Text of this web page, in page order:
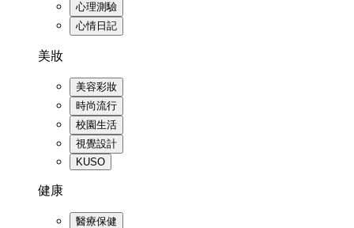
心理測驗
心情日記
美妝
美容彩妝
時尚流行
校園生活
視覺設計
KUSO
健康
醫療保健